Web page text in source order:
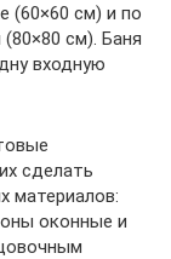
(60×60 см) и по
см). Баня
входную
сделать
материалов:
оконные и